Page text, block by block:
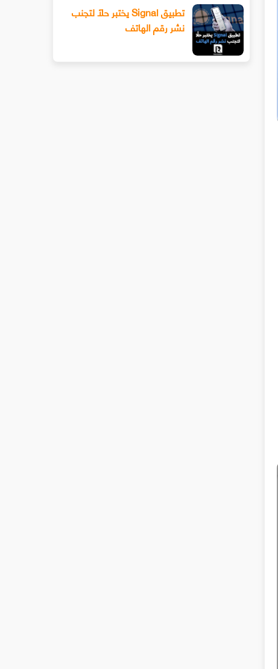
تطبيق Signal يختبر حلًا لتجنب
نشر رقم الهاتف